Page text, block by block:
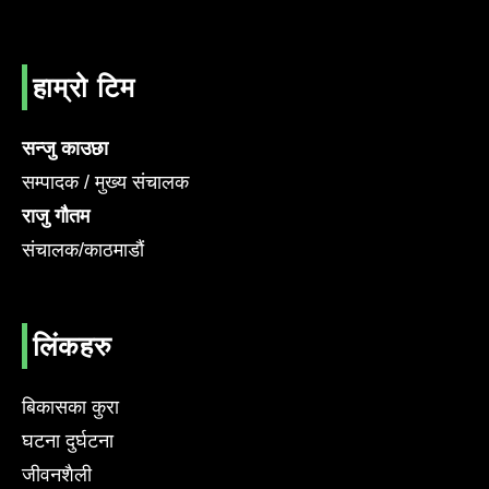
हाम्रो टिम
सन्जु काउछा
सम्पादक / मुख्य संचालक
राजु गौतम
संचालक/काठमाडौं
लिंकहरु
बिकासका कुरा
घटना दुर्घटना
जीवनशैली